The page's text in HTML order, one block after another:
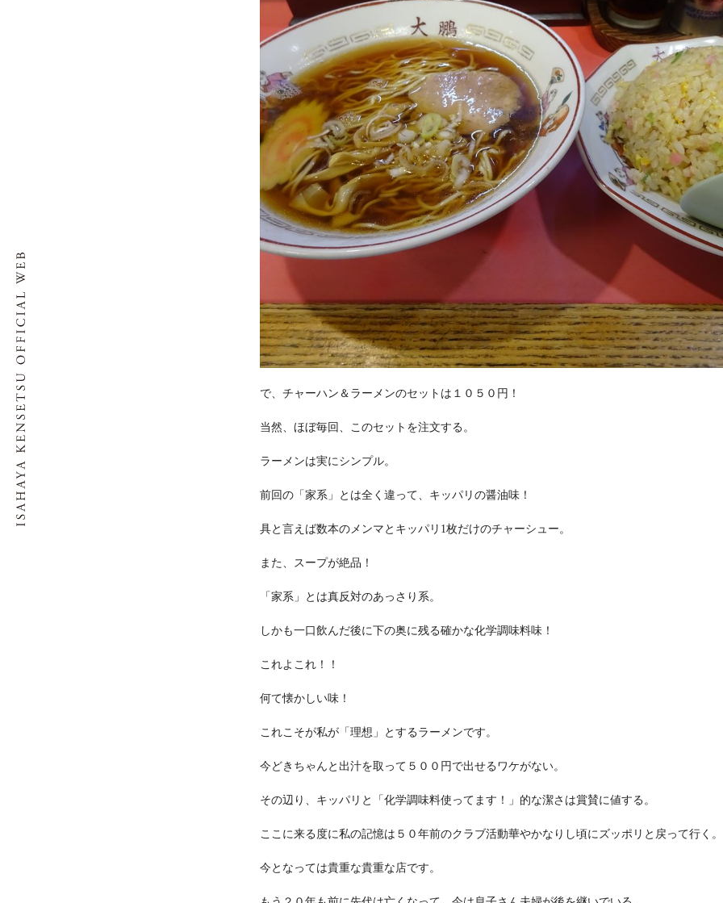
で、チャーハン＆ラーメンのセットは１０５０円！
当然、ほぼ毎回、このセットを注文する。
ラーメンは実にシンプル。
前回の「家系」とは全く違って、キッパリの醤油味！
具と言えば数本のメンマとキッパリ1枚だけのチャーシュー。
また、スープが絶品！
「家系」とは真反対のあっさり系。
しかも一口飲んだ後に下の奥に残る確かな化学調味料味！
これよこれ！！
何て懐かしい味！
これこそが私が「理想」とするラーメンです。
今どきちゃんと出汁を取って５００円で出せるワケがない。
その辺り、キッパリと「化学調味料使ってます！」的な潔さは賞賛に値する。
ここに来る度に私の記憶は５０年前のクラブ活動華やかなりし頃にズッポリと戻って行く。
今となっては貴重な貴重な店です。